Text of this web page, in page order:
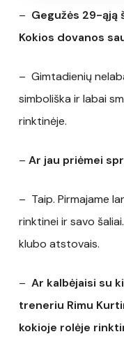
– Gegužės 29-ąją
Kokios dovanos
– Gimtadienių
simboliška ir labai
rinktinėje.
– Ar jau priėmei
– Taip. Pirmajame
rinktinei ir savo
klubo atstovais.
– Ar kalbėjaisi su
treneriu Rimu
kokioje rolėje